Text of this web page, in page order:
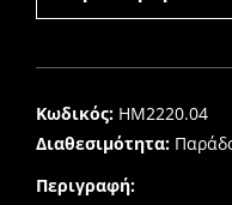
Kωδικός: HM2220.04
Διαθεσιμότητα:
Περιγραφή: